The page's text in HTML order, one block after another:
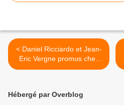
< Daniel Ricciardo et Jean-
Eric Vergne promus chez
Toro Rosso
Hébergé par Overblog